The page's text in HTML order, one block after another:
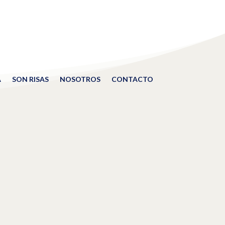
SON RISAS NOSOTROS CONTACTO